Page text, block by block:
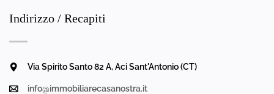
Indirizzo / Recapiti
Via Spirito Santo 82 A, Aci Sant'Antonio (CT)
info@immobiliarecasanostra.it